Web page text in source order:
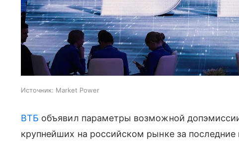
Источник: Market Power
ВТБ объявил параметры возможной
крупнейших на российском рынке за